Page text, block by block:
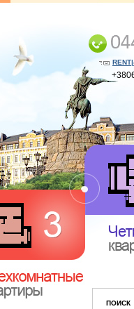
+38068-
ПОИСК